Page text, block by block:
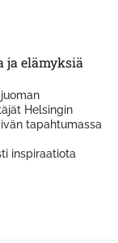
ja elämyksiä
Helsingin
tapahtumassa
inspiraatiota